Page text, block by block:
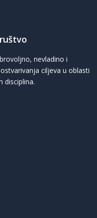
nevladino i
ciljeva u oblasti
disciplina.